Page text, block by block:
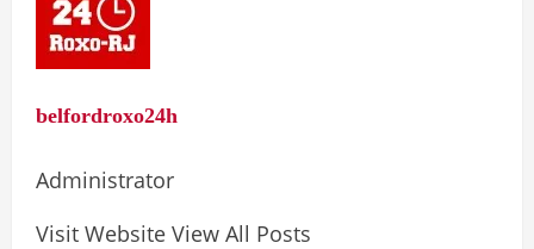
belfordroxo24h
Administrator
Visit Website View All Posts